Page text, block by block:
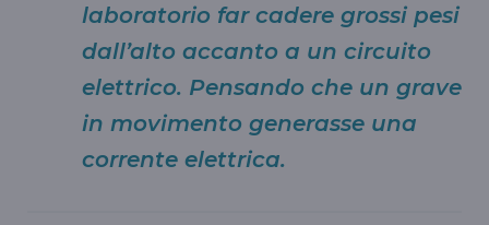
laboratorio far cadere grossi pesi
dall’alto accanto a un circuito
elettrico. Pensando che un grave
in movimento generasse una
corrente elettrica.